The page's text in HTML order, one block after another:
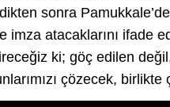
sonra
imza atacaklarını ifade
ki; göç edilen
çözecek, birlikte